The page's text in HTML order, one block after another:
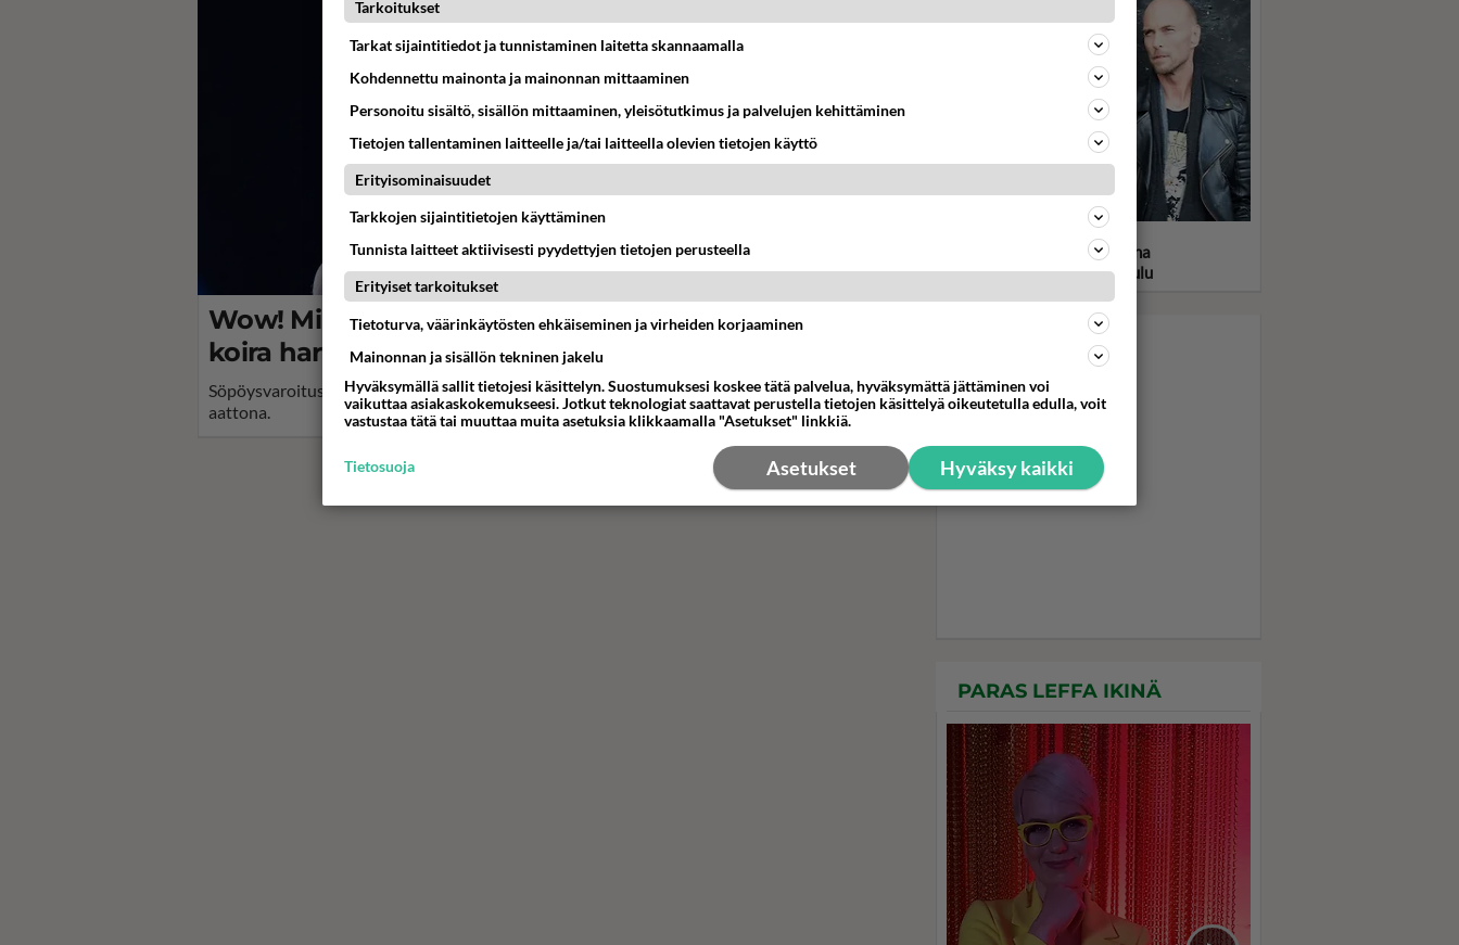
Wow! Mikael Gabriel, Triana-rakas, Uma-vauva ja
koira harvinaisessa yhteiskuvassa - Sydämiä ropisee!
Söpöysvaroitus! Mikael Gabriel ja Triana Iglesias saivat ensimmäisen lapsensa uudenvuoden
aattona.
Muistatko kuumat Bros-
kaksoset 80-luvulta? Takana
28 v. välirikko ja mykkäkoulu
PARAS LEFFA IKINÄ
Tarkoitukset
Tarkat sijaintitiedot ja tunnistaminen laitetta skannaamalla
Kohdennettu mainonta ja mainonnan mittaaminen
Personoitu sisältö, sisällön mittaaminen, yleisötutkimus ja palvelujen kehittäminen
Tietojen tallentaminen laitteelle ja/tai laitteella olevien tietojen käyttö
Erityisominaisuudet
Tarkkojen sijaintitietojen käyttäminen
Tunnista laitteet aktiivisesti pyydettyjen tietojen perusteella
Erityiset tarkoitukset
Tietoturva, väärinkäytösten ehkäiseminen ja virheiden korjaaminen
Mainonnan ja sisällön tekninen jakelu
Hyväksymällä sallit tietojesi käsittelyn. Suostumuksesi koskee tätä palvelua, hyväksymättä jättäminen voi
vaikuttaa asiakaskokemukseesi. Jotkut teknologiat saattavat perustella tietojen käsittelyä oikeutetulla edulla, voit
vastustaa tätä tai muuttaa muita asetuksia klikkaamalla "Asetukset" linkkiä.
Hyväksy kaikki
Asetukset
Tietosuoja